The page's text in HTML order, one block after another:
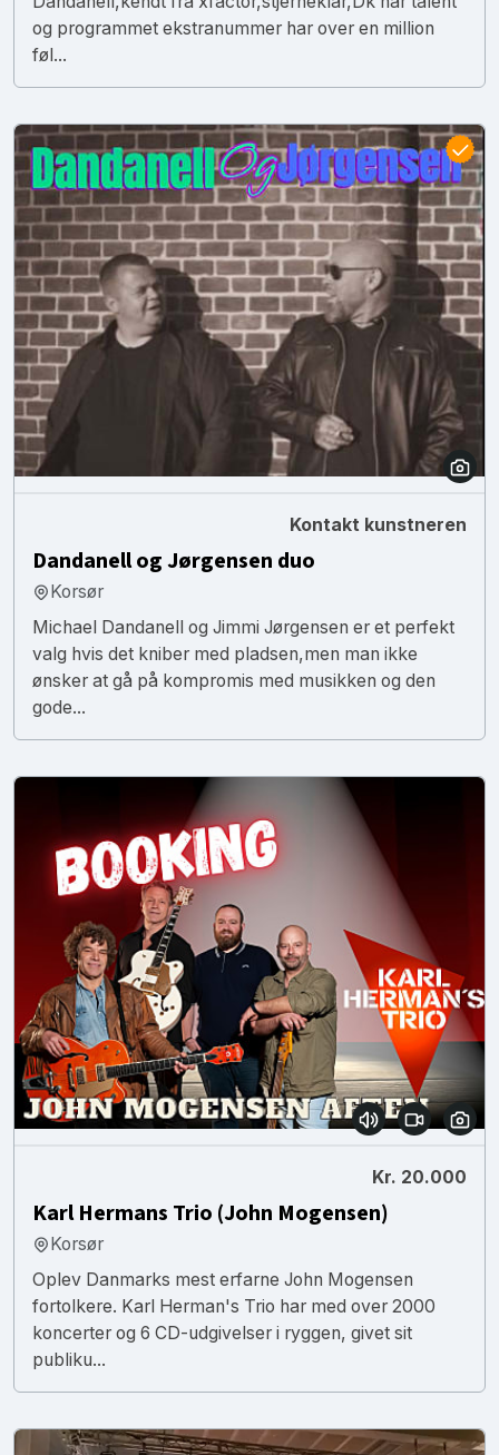
og programmet ekstranummer har over en million
føl...
Kontakt kunstneren
Dandanell og Jørgensen duo
Korsør
Michael Dandanell og Jimmi Jørgensen er et perfekt
valg hvis det kniber med pladsen,men man ikke
ønsker at gå på kompromis med musikken og den
gode...
Kr. 20.000
Karl Hermans Trio (John Mogensen)
Korsør
Oplev Danmarks mest erfarne John Mogensen
fortolkere. Karl Herman's Trio har med over 2000
koncerter og 6 CD-udgivelser i ryggen, givet sit
publiku...